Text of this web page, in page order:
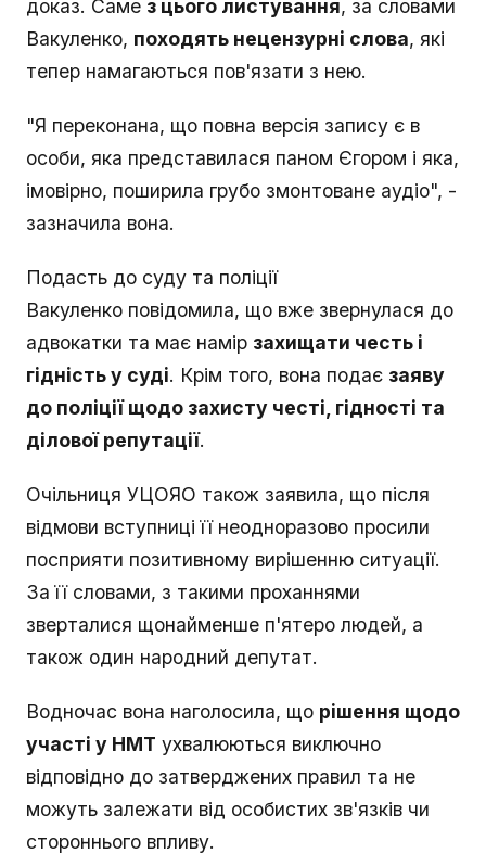
доказ. Саме з цього листування, за словами
Вакуленко, походять нецензурні слова, які
тепер намагаються пов'язати з нею.
"Я переконана, що повна версія запису є в
особи, яка представилася паном Єгором і яка,
імовірно, поширила грубо змонтоване аудіо", -
зазначила вона.
Подасть до суду та поліції
Вакуленко повідомила, що вже звернулася до
адвокатки та має намір захищати честь і
гідність у суді. Крім того, вона подає заяву
до поліції щодо захисту честі, гідності та
ділової репутації.
Очільниця УЦОЯО також заявила, що після
відмови вступниці її неодноразово просили
посприяти позитивному вирішенню ситуації.
За її словами, з такими проханнями
зверталися щонайменше п'ятеро людей, а
також один народний депутат.
Водночас вона наголосила, що рішення щодо
участі у НМТ ухвалюються виключно
відповідно до затверджених правил та не
можуть залежати від особистих зв'язків чи
стороннього впливу.